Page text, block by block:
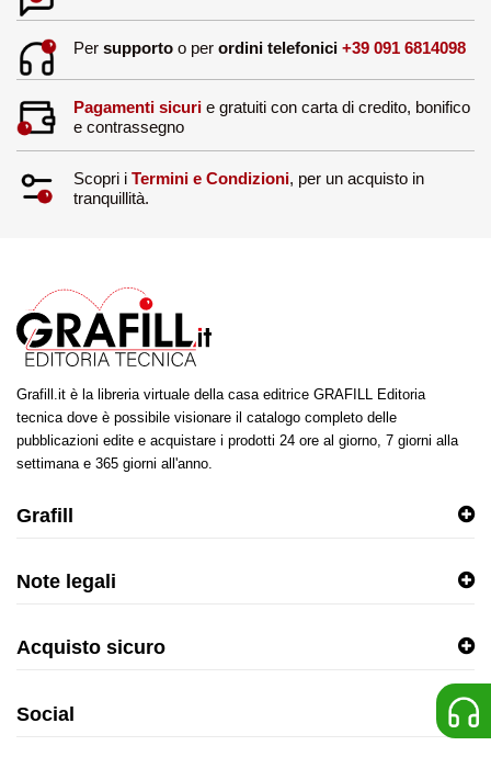
Per supportoo per ordini telefonici +39 091 6814098
Pagamenti sicurie gratuiti con carta di credito, bonifico
e contrassegno
Scopri i Termini e Condizioni, per un acquisto in
tranquillità.
Grafill.it è la libreria virtuale della casa editrice GRAFILL Editoria
tecnica dove è possibile visionare il catalogo completo delle
pubblicazioni edite e acquistare i prodotti 24 ore al giorno, 7 giorni alla
settimana e 365 giorni all'anno.
Grafill
Note legali
Acquisto sicuro
Social